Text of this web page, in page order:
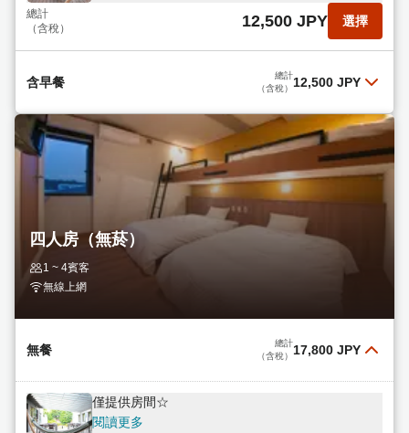
總計
（含稅）
12,500 JPY 選擇
含早餐
總計
（含稅） 12,500 JPY
含簡餐
總計
12,500 JPY
四人房（無菸）
1 ~ 4賓客
無線上網
無餐
總計
（含稅） 17,800 JPY
僅提供房間☆
閱讀更多